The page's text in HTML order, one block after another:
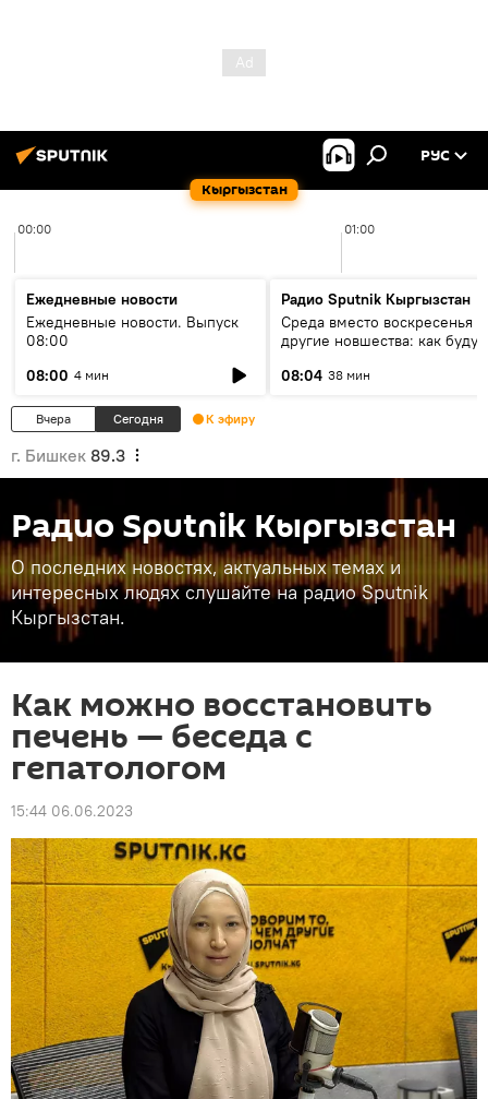
Кыргызстан
РУС
00:00 01:00
Ежедневные новости
Ежедневные новости. Выпуск
08:00
08:00 4 мин
Радио Sputnik Кыргызстан
Среда вместо воскресенья и
другие новшества: как будут
08:04 38 мин
Вчера Сегодня К эфиру
г. Бишкек 89.3
Радио Sputnik Кыргызстан
О последних новостях, актуальных темах и
интересных людях слушайте на радио Sputnik
Кыргызстан.
Как можно восстановить
печень — беседа с
гепатологом
15:44 06.06.2023